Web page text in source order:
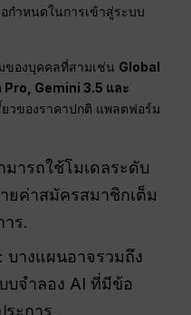
กำหนดในการเข้าสู่ระบบ
ของบุคคลที่สามเช่น Global
Pro, Gemini 3.5 และ
ยวของราคาปกติ แพลตฟอร์ม
ารถใช้โมเดลระดับ
ยค่าสมัครสมาชิกเต็ม
ร.
: บางแผนอาจรวมถึง
บจำลอง AI ที่มีข้อ
ะการ.